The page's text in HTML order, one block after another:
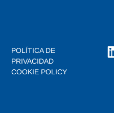
POLÍTICA DE
PRIVACIDAD
COOKIE POLICY